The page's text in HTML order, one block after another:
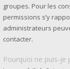
groupes. Pour les
permissions s’y
administrateurs
contacter.
Pourquoi ne puis-je